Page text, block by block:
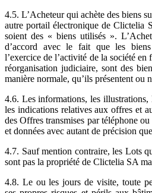
4.5. L’Acheteur qui achète des biens
autre portail électronique de Clictelia
soient des « biens utilisés ».
d’accord avec le fait que les
l’exercice de l’activité de la société
réorganisation judiciaire, sont des
manière normale, qu’ils présentent ou
4.6. Les informations, les illustrations,
les indications relatives aux offres et
des Offres transmises par téléphone
et données avec autant de précision
4.7. Sauf mention contraire, les Lots
sont pas la propriété de Clictelia SA
4.8. Le ou les jours de visite, toute